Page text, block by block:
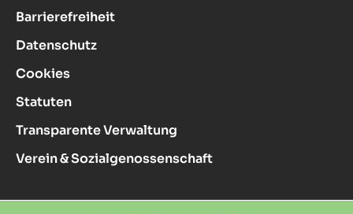
Barrierefreiheit
Datenschutz
Cookies
Statuten
Transparente Verwaltung
Verein & Sozialgenossenschaft